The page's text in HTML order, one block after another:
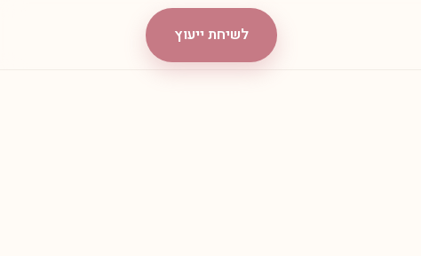
לשיחת ייעוץ